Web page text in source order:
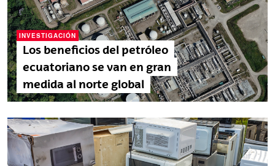
N
o
r
t
e
s
e
e
t
á
n
b
INVESTIGACIÓN
Los beneficios del petróleo
ecuatoriano se van en gran
medida al norte global